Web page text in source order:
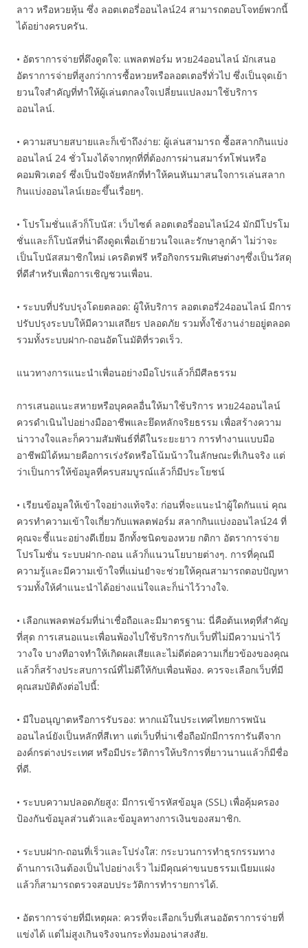
ลาว หรือหวยหุ้น ซึ่ง ลอตเตอรี่ออนไลน์24 สามารถตอบโจทย์พวกนี้
ได้อย่างครบครัน.
• อัตราการจ่ายที่ดึงดูดใจ: แพลตฟอร์ม หวย24ออนไลน์ มักเสนอ
อัตราการจ่ายที่สูงกว่าการซื้อหวยหรือลอตเตอรี่ทั่วไป ซึ่งเป็นจุดเย้า
ยวนใจสำคัญที่ทำให้ผู้เล่นตกลงใจเปลี่ยนแปลงมาใช้บริการ
ออนไลน์.
• ความสบายสบายและก็เข้าถึงง่าย: ผู้เล่นสามารถ ซื้อสลากกินแบ่ง
ออนไลน์ 24 ชั่วโมงได้จากทุกที่ที่ต้องการผ่านสมาร์ทโฟนหรือ
คอมพิวเตอร์ ซึ่งเป็นปัจจัยหลักที่ทำให้คนหันมาสนใจการเล่นสลาก
กินแบ่งออนไลน์เยอะขึ้นเรื่อยๆ.
• โปรโมชั่นแล้วก็โบนัส: เว็บไซต์ ลอตเตอรี่ออนไลน์24 มักมีโปรโม
ชั่นและก็โบนัสที่น่าดึงดูดเพื่อเย้ายวนใจและรักษาลูกค้า ไม่ว่าจะ
เป็นโบนัสสมาชิกใหม่ เครดิตฟรี หรือกิจกรรมพิเศษต่างๆซึ่งเป็นวัสดุ
ที่ดีสำหรับเพื่อการเชิญชวนเพื่อน.
• ระบบที่ปรับปรุงโดยตลอด: ผู้ให้บริการ ลอตเตอรี่24ออนไลน์ มีการ
ปรับปรุงระบบให้มีความเสถียร ปลอดภัย รวมทั้งใช้งานง่ายอยู่ตลอด
รวมทั้งระบบฝาก-ถอนอัตโนมัติที่รวดเร็ว.
แนวทางการแนะนำเพื่อนอย่างมือโปรแล้วก็มีศีลธรรม
การเสนอแนะสหายหรือบุคคลอื่นให้มาใช้บริการ หวย24ออนไลน์
ควรดำเนินไปอย่างมืออาชีพและยึดหลักจริยธรรม เพื่อสร้างความ
น่าวางใจและก็ความสัมพันธ์ที่ดีในระยะยาว การทำงานแบบมือ
อาชีพมิได้หมายคือการเร่งรัดหรือโน้มน้าวในลักษณะที่เกินจริง แต่
ว่าเป็นการให้ข้อมูลที่ครบสมบูรณ์แล้วก็มีประโยชน์
• เรียนข้อมูลให้เข้าใจอย่างแท้จริง: ก่อนที่จะแนะนำผู้ใดกันแน่ คุณ
ควรทำความเข้าใจเกี่ยวกับแพลตฟอร์ม สลากกินแบ่งออนไลน์24 ที่
คุณจะชี้แนะอย่างดีเยี่ยม อีกทั้งชนิดของหวย กติกา อัตราการจ่าย
โปรโมชั่น ระบบฝาก-ถอน แล้วก็แนวนโยบายต่างๆ. การที่คุณมี
ความรู้และมีความเข้าใจที่แม่นยำจะช่วยให้คุณสามารถตอบปัญหา
รวมทั้งให้คำแนะนำได้อย่างแน่ใจและก็น่าไว้วางใจ.
• เลือกแพลตฟอร์มที่น่าเชื่อถือและมีมาตรฐาน: นี่คือต้นเหตุที่สำคัญ
ที่สุด การเสนอแนะเพื่อนพ้องไปใช้บริการกับเว็บที่ไม่มีความน่าไว้
วางใจ บางทีอาจทำให้เกิดผลเสียและไม่ดีต่อความเกี่ยวข้องของคุณ
แล้วก็สร้างประสบการณ์ที่ไม่ดีให้กับเพื่อนพ้อง. ควรจะเลือกเว็บที่มี
คุณสมบัติดังต่อไปนี้:
• มีใบอนุญาตหรือการรับรอง: หากแม้ในประเทศไทยการพนัน
ออนไลน์ยังเป็นหลักที่สีเทา แต่เว็บที่น่าเชื่อถือมักมีการการันตีจาก
องค์กรต่างประเทศ หรือมีประวัติการให้บริการที่ยาวนานแล้วก็มีชื่อ
ที่ดี.
• ระบบความปลอดภัยสูง: มีการเข้ารหัสข้อมูล (SSL) เพื่อคุ้มครอง
ป้องกันข้อมูลส่วนตัวและข้อมูลทางการเงินของสมาชิก.
• ระบบฝาก-ถอนที่เร็วและโปร่งใส: กระบวนการทำธุรกรรมทาง
ด้านการเงินต้องเป็นไปอย่างเร็ว ไม่มีคุณค่าขนบธรรมเนียมแฝง
แล้วก็สามารถตรวจสอบประวัติการทำรายการได้.
• อัตราการจ่ายที่มีเหตุผล: ควรที่จะเลือกเว็บที่เสนออัตราการจ่ายที่
แข่งได้ แต่ไม่สูงเกินจริงจนกระทั่งมองน่าสงสัย.